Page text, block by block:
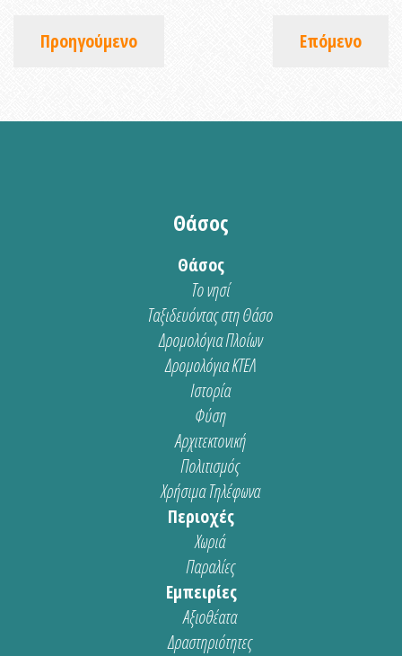
Προηγούμενο Επόμενο
Θάσος
Θάσος
Το νησί
Ταξιδευόντας στη Θάσο
Δρομολόγια Πλοίων
Δρομολόγια ΚΤΕΛ
Ιστορία
Φύση
Αρχιτεκτονική
Πολιτισμός
Χρήσιμα Τηλέφωνα
Περιοχές
Χωριά
Παραλίες
Εμπειρίες
Αξιοθέατα
Δραστηριότητες